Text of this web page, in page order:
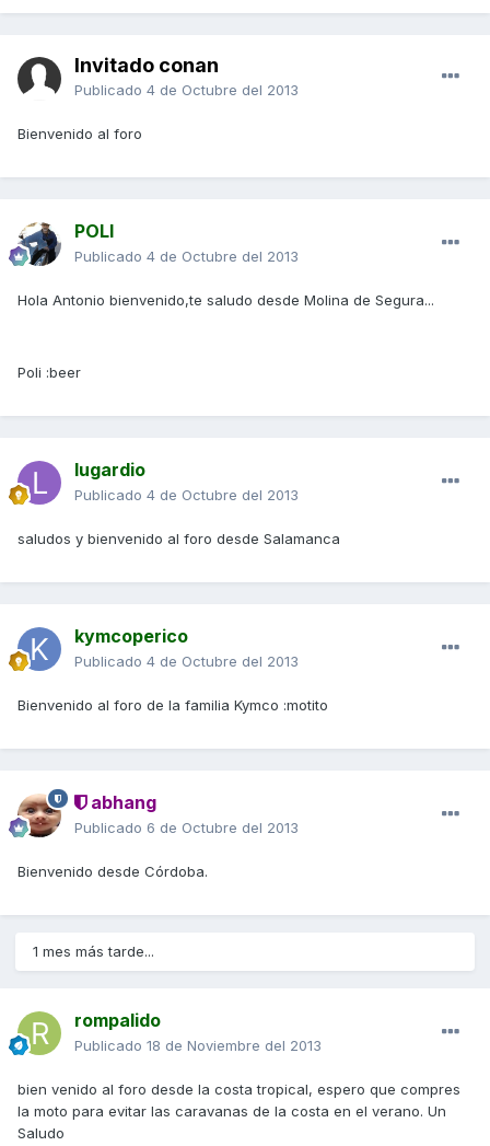
Invitado conan
Publicado 4 de Octubre del 2013
Bienvenido al foro
POLI
Publicado 4 de Octubre del 2013
Hola Antonio bienvenido,te saludo desde Molina de Segura...
Poli :beer
lugardio
Publicado 4 de Octubre del 2013
saludos y bienvenido al foro desde Salamanca
kymcoperico
Publicado 4 de Octubre del 2013
Bienvenido al foro de la familia Kymco :motito
abhang
Publicado 6 de Octubre del 2013
Bienvenido desde Córdoba.
1 mes más tarde...
rompalido
Publicado 18 de Noviembre del 2013
bien venido al foro desde la costa tropical, espero que compres
la moto para evitar las caravanas de la costa en el verano. Un
Saludo